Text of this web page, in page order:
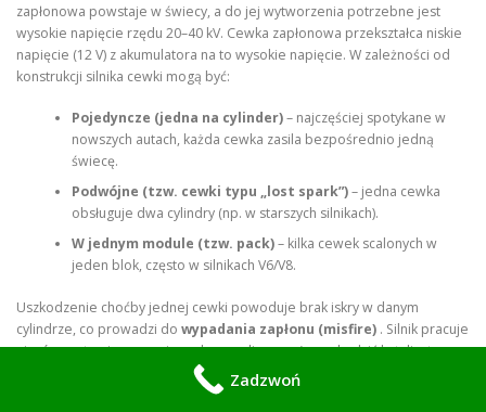
zapłonowa powstaje w świecy, a do jej wytworzenia potrzebne jest
wysokie napięcie rzędu 20–40 kV. Cewka zapłonowa przekształca niskie
napięcie (12 V) z akumulatora na to wysokie napięcie. W zależności od
konstrukcji silnika cewki mogą być:
Pojedyncze (jedna na cylinder)– najczęściej spotykane w
nowszych autach, każda cewka zasila bezpośrednio jedną
świecę.
Podwójne (tzw. cewki typu „lost spark”)– jedna cewka
obsługuje dwa cylindry (np. w starszych silnikach).
W jednym module (tzw. pack)– kilka cewek scalonych w
jeden blok, często w silnikach V6/V8.
Uszkodzenie choćby jednej cewki powoduje brak iskry w danym
cylindrze, co prowadzi do wypadania zapłonu (misfire) . Silnik pracuje
nierówno, traci moc, a niespalone paliwo może uszkodzić katalizator.
Objawy uszkodzonych cewek
Zadzwoń